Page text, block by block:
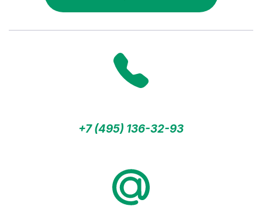
+7 (495) 136-32-93